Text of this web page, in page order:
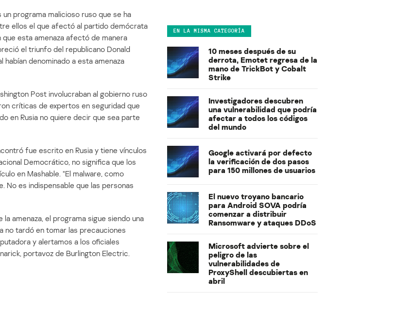
programa malicioso ruso que se ha
ellos el que afectó al partido demócrata
esta amenaza afectó de manera
el triunfo del republicano Donald
habían denominado a esta amenaza
Post involucraban al gobierno ruso
críticas de expertos en seguridad que
en Rusia no quiere decir que sea parte
fue escrito en Rusia y tiene vínculos
Democrático, no significa que los
en Mashable. “El malware, como
No es indispensable que las personas
amenaza, el programa sigue siendo una
no tardó en tomar las precauciones
y alertamos a los oficiales
portavoz de Burlington Electric.
EN LA MISMA CATEGORÍA
10 meses después de su
derrota, Emotet regresa de la
mano de TrickBot y Cobalt
Strike
Investigadores descubren
una vulnerabilidad que podría
afectar a todos los códigos
del mundo
Google activará por defecto
la verificación de dos pasos
para 150 millones de usuarios
El nuevo troyano bancario
para Android SOVA podría
comenzar a distribuir
Ransomware y ataques DDoS
Microsoft advierte sobre el
peligro de las
vulnerabilidades de
ProxyShell descubiertas en
abril